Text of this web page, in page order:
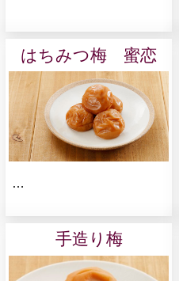
はちみつ梅 蜜恋
…
手造り梅